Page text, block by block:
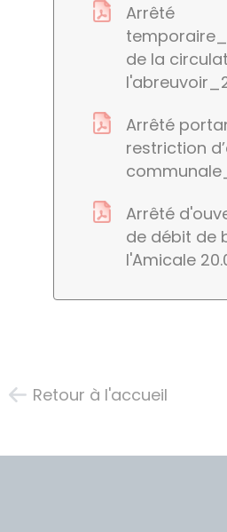
Arrêté
de la
Arrêté
restriction
Arrêté
de débit de
l'Amicale
Retour à l'accueil